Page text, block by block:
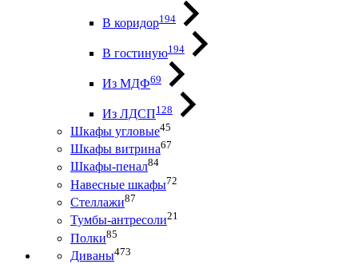
В коридор194
В гостиную194
Из МДФ69
Из ЛДСП128
Шкафы угловые45
Шкафы витрина67
Шкафы-пенал84
Навесные шкафы72
Стеллажи87
Тумбы-антресоли21
Полки85
Диваны473